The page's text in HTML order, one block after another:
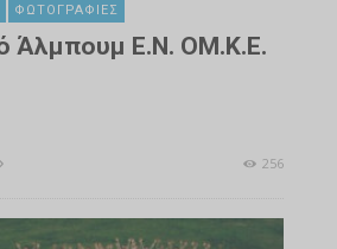
ΦΩΤΟΓΡΑΦΊΕΣ
Άλμπουμ Ε.Ν. ΟΜ.Κ.Ε.
256